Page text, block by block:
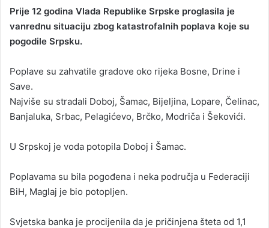
Prije 12 godina Vlada Republike Srpske proglasila je
vanrednu situaciju zbog katastrofalnih poplava koje su
pogodile Srpsku.
Poplave su zahvatile gradove oko rijeka Bosne, Drine i
Save.
Najviše su stradali Doboj, Šamac, Bijeljina, Lopare, Čelinac,
Banjaluka, Srbac, Pelagićevo, Brčko, Modriča i Šekovići.
U Srpskoj je voda potopila Doboj i Šamac.
Poplavama su bila pogođena i neka područja u Federaciji
BiH, Maglaj je bio potopljen.
Svjetska banka je procijenila da je pričinjena šteta od 1,1